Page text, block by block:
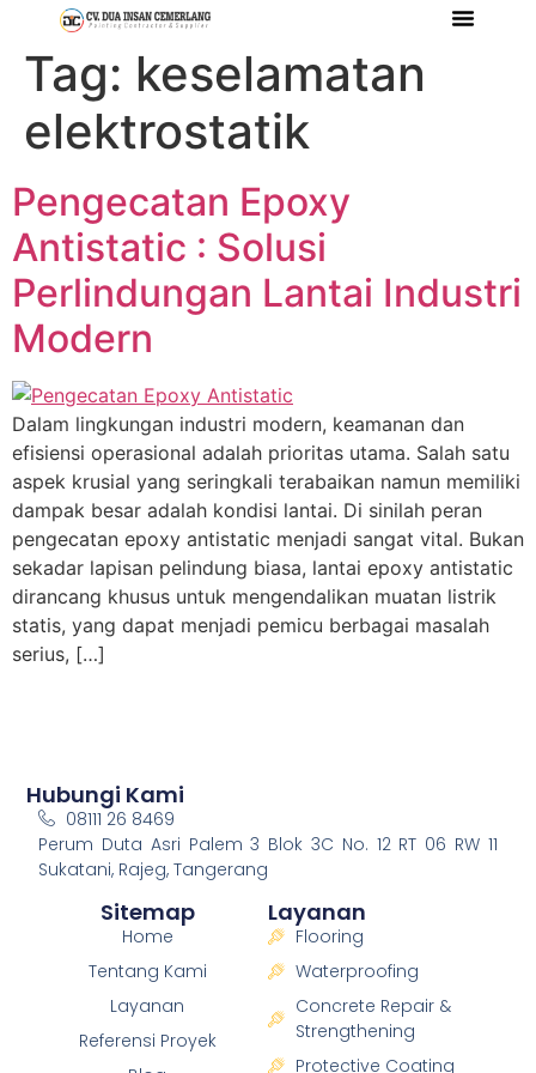
Tag: keselamatan
elektrostatik
Pengecatan Epoxy
Antistatic : Solusi
Perlindungan Lantai Industri
Modern
Dalam lingkungan industri modern, keamanan dan
efisiensi operasional adalah prioritas utama. Salah satu
aspek krusial yang seringkali terabaikan namun memiliki
dampak besar adalah kondisi lantai. Di sinilah peran
pengecatan epoxy antistatic menjadi sangat vital. Bukan
sekadar lapisan pelindung biasa, lantai epoxy antistatic
dirancang khusus untuk mengendalikan muatan listrik
statis, yang dapat menjadi pemicu berbagai masalah
serius, […]
Hubungi Kami
08111 26 8469
Perum Duta Asri Palem 3 Blok 3C No. 12 RT 06 RW 11
Sukatani, Rajeg, Tangerang
Sitemap
Home
Tentang Kami
Layanan
Referensi Proyek
Layanan
Flooring
Waterproofing
Concrete Repair &
Strengthening
Protective Coating